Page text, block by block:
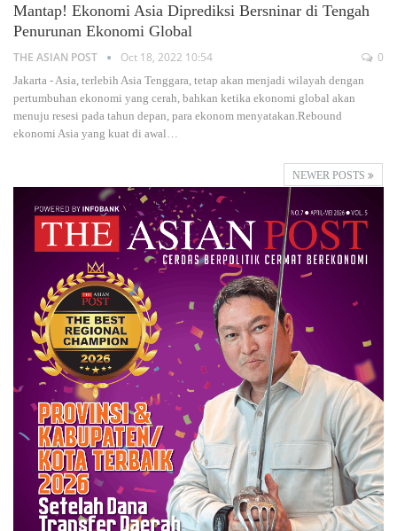
Mantap! Ekonomi Asia Diprediksi Bersninar di Tengah
Penurunan Ekonomi Global
THE ASIAN POST Oct 18, 2022 10:54 0
Jakarta - Asia, terlebih Asia Tenggara, tetap akan menjadi wilayah dengan
pertumbuhan ekonomi yang cerah, bahkan ketika ekonomi global akan
menuju resesi pada tahun depan, para ekonom menyatakan.Rebound
ekonomi Asia yang kuat di awal…
NEWER POSTS